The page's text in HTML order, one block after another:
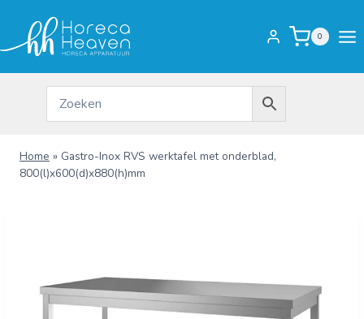
inhoud
0
Home » Gastro-Inox RVS werktafel met onderblad,
800(l)x600(d)x880(h)mm